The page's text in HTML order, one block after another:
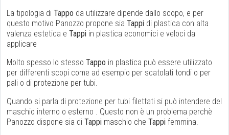
La tipologia di Tappo da utilizzare dipende dallo scopo, e per
questo motivo Panozzo propone sia Tappi di plastica con alta
valenza estetica e Tappi in plastica economici e veloci da
applicare
Molto spesso lo stesso Tappo in plastica può essere utilizzato
per differenti scopi come ad esempio per scatolati tondi o per
pali o di protezione per tubi.
Quando si parla di protezione per tubi filettati si può intendere del
maschio interno o esterno . Questo non è un problema perchè
Panozzo dispone sia di Tappi maschio che Tappi femmina.